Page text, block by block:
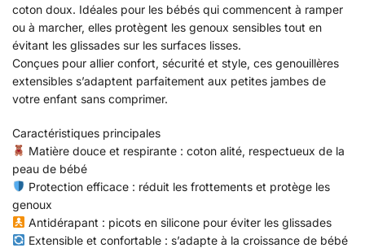
coton doux. Idéales pour les bébés qui commencent à ramper
ou à marcher, elles protègent les genoux sensibles tout en
évitant les glissades sur les surfaces lisses.
Conçues pour allier confort, sécurité et style, ces genouillères
extensibles s’adaptent parfaitement aux petites jambes de
votre enfant sans comprimer.
Caractéristiques principales
Matière douce et respirante : coton alité, respectueux de la
peau de bébé
Protection efficace : réduit les frottements et protège les
genoux
Antidérapant : picots en silicone pour éviter les glissades
Extensible et confortable : s’adapte à la croissance de bébé